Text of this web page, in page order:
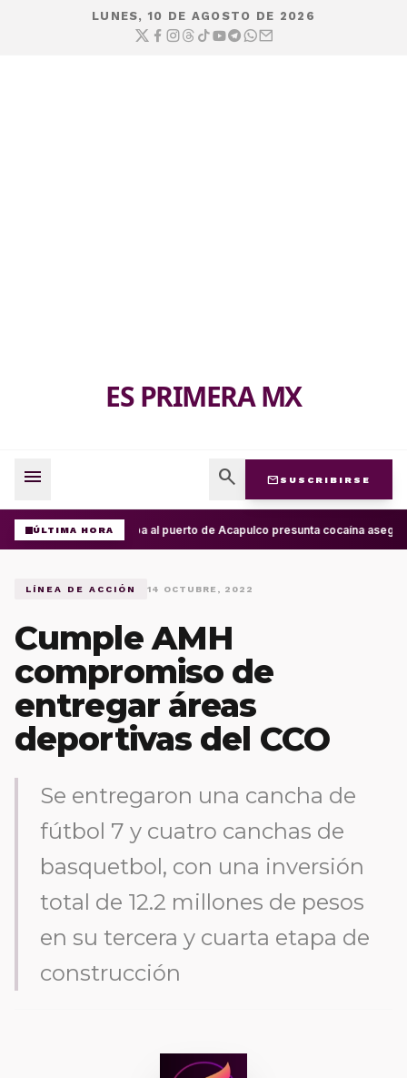
LUNES, 10 DE AGOSTO DE 2026
ES PRIMERA MX
menu search mail SUSCRIBIRSE
ÚLTIMA HORAArriba al puerto de Acapulco presunta cocaína
LÍNEA DE ACCIÓN 14 OCTUBRE, 2022
Cumple AMH
compromiso de
entregar áreas
deportivas del CCO
Se entregaron una cancha de
fútbol 7 y cuatro canchas de
basquetbol, con una inversión
total de 12.2 millones de pesos
en su tercera y cuarta etapa de
construcción